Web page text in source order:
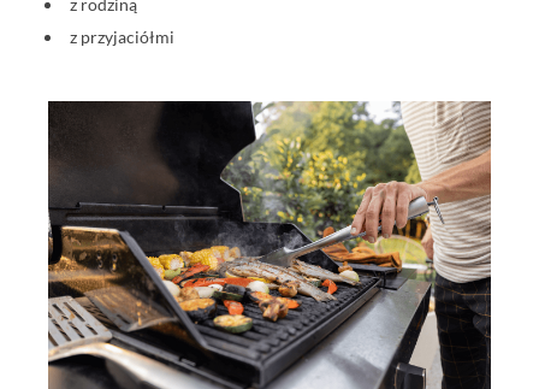
z rodziną
z przyjaciółmi